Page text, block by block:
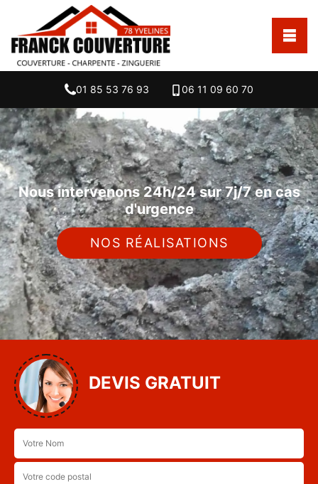
01 85 53 76 93 06 11 09 60 70
Nous intervenons 24h/24 sur 7j/7 en cas
d'urgence
NOS RÉALISATIONS
DEVIS GRATUIT